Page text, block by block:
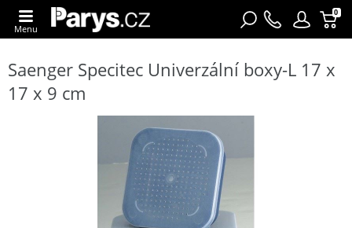
0
Menu
Saenger Specitec Univerzální boxy-L 17 x
17 x 9 cm